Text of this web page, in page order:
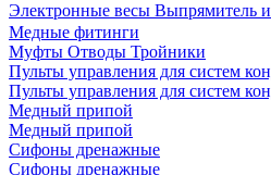
Электронные весы Выпрямитель
Медные фитинги
Муфты Отводы Тройники
Пульты управления для систем
Пульты управления для систем
Медный припой
Медный припой
Сифоны дренажные
Сифоны дренажные